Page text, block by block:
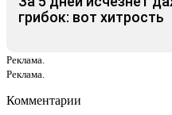
грибок: вот хитрость
Реклама.
Реклама.
Комментарии